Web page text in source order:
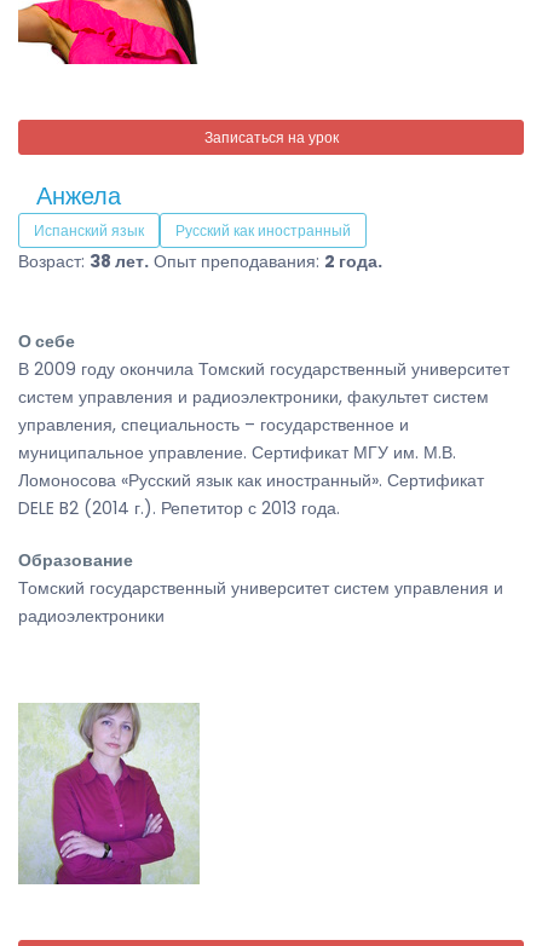
Записаться на урок
Анжела
Испанский язык Русский как иностранный
Возраст: 38 лет. Опыт преподавания: 2 года.
О себе
В 2009 году окончила Томский государственный университет
систем управления и радиоэлектроники, факультет систем
управления, специальность – государственное и
муниципальное управление. Сертификат МГУ им. М.В.
Ломоносова «Русский язык как иностранный». Сертификат
DELE B2 (2014 г.). Репетитор с 2013 года.
Образование
Томский государственный университет систем управления и
радиоэлектроники